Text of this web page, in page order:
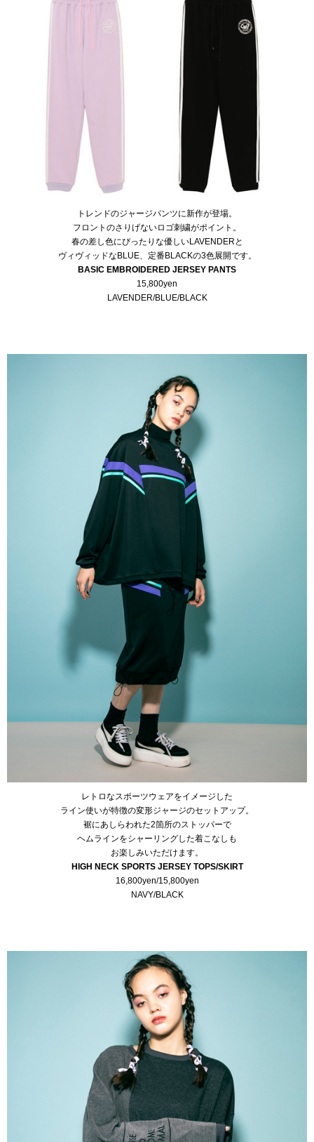
トレンドのジャージパンツに新作が登場。
フロントのさりげないロゴ刺繍がポイント。
春の差し色にぴったりな優しいLAVENDERと
ヴィヴィッドなBLUE、定番BLACKの3色展開です。
BASIC EMBROIDERED JERSEY PANTS
15,800yen
LAVENDER/BLUE/BLACK
レトロなスポーツウェアをイメージした
ライン使いが特徴の変形ジャージのセットアップ。
裾にあしらわれた2箇所のストッパーで
ヘムラインをシャーリングした着こなしも
お楽しみいただけます。
HIGH NECK SPORTS JERSEY TOPS/SKIRT
16,800yen/15,800yen
NAVY/BLACK